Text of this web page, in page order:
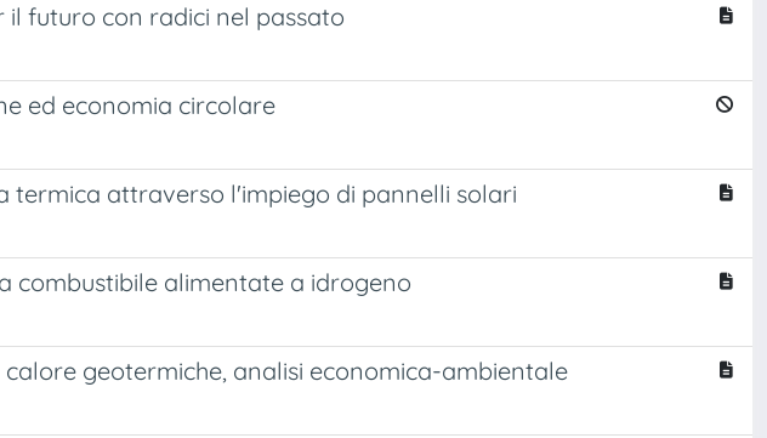
futuro con radici nel passato
ed economia circolare
termica attraverso l'impiego di pannelli solari
combustibile alimentate a idrogeno
geotermiche, analisi economica-ambientale